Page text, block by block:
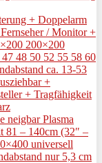
+ Doppelarm
/ Monitor +
200×200
48 50 52 55 58 60
ca. 13-53
+
+ Tragfähigkeit
neigbar Plasma
81 – 140cm (32″ –
universell
nur 5,3 cm